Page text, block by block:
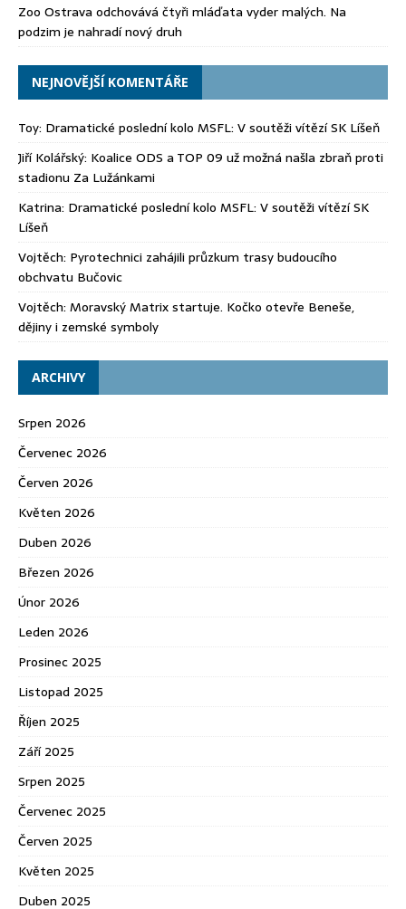
Zoo Ostrava odchovává čtyři mláďata vyder malých. Na
podzim je nahradí nový druh
NEJNOVĚJŠÍ KOMENTÁŘE
Toy: Dramatické poslední kolo MSFL: V soutěži vítězí SK Líšeň
Jiří Kolářský: Koalice ODS a TOP 09 už možná našla zbraň proti
stadionu Za Lužánkami
Katrina: Dramatické poslední kolo MSFL: V soutěži vítězí SK
Líšeň
Vojtěch: Pyrotechnici zahájili průzkum trasy budoucího
obchvatu Bučovic
Vojtěch: Moravský Matrix startuje. Kočko otevře Beneše,
dějiny i zemské symboly
ARCHIVY
Srpen 2026
Červenec 2026
Červen 2026
Květen 2026
Duben 2026
Březen 2026
Únor 2026
Leden 2026
Prosinec 2025
Listopad 2025
Říjen 2025
Září 2025
Srpen 2025
Červenec 2025
Červen 2025
Květen 2025
Duben 2025